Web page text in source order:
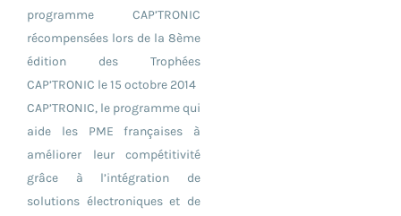
programme CAP’TRONIC
récompensées lors de la 8ème
édition des Trophées
CAP’TRONIC le 15 octobre 2014
CAP’TRONIC, le programme qui
aide les PME françaises à
améliorer leur compétitivité
grâce à l’intégration de
solutions électroniques et de